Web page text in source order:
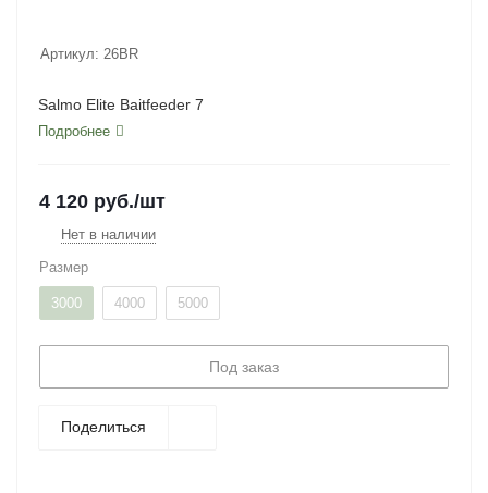
Артикул: 26BR
Salmo Elite Baitfeeder 7
Подробнее
4 120 руб./шт
Нет в наличии
Размер
3000 4000 5000
Под заказ
Поделиться